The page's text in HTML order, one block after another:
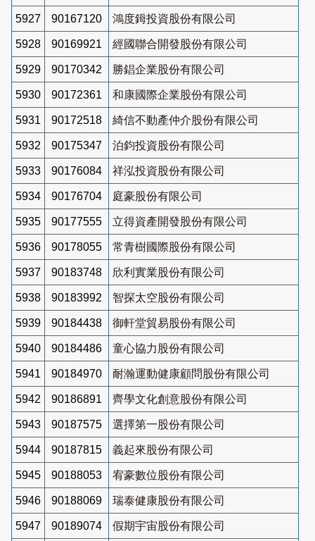
5927 90167120 鴻度鉧投資股份有限公司
5928 90169921 經國聯合開發股份有限公司
5929 90170342 勝錩企業股份有限公司
5930 90172361 和康國際企業股份有限公司
5931 90172518 綺信不動產仲介股份有限公司
5932 90175347 泊鈞投資股份有限公司
5933 90176084 祥泓投資股份有限公司
5934 90176704 庭豪股份有限公司
5935 90177555 立得資產開發股份有限公司
5936 90178055 常青樹國際股份有限公司
5937 90183748 欣利實業股份有限公司
5938 90183992 智探太空股份有限公司
5939 90184438 御軒堂貿易股份有限公司
5940 90184486 童心協力股份有限公司
5941 90184970 耐瀚運動健康顧問股份有限公司
5942 90186891 齊學文化創意股份有限公司
5943 90187575 選擇第一股份有限公司
5944 90187815 義起來股份有限公司
5945 90188053 宥豪數位股份有限公司
5946 90188069 瑞泰健康股份有限公司
5947 90189074 假期宇宙股份有限公司